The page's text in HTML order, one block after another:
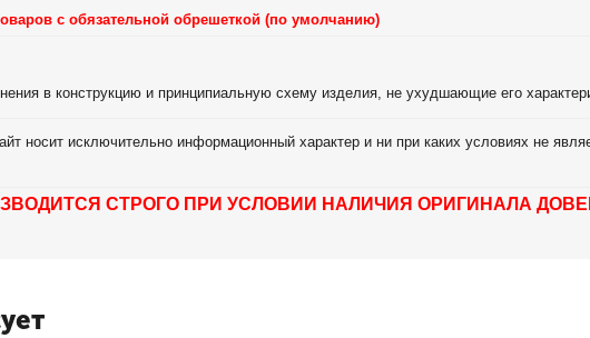
с обязательной обрешеткой (по умолчанию)
в конструкцию и принципиальную схему изделия, не ухудшающие его
носит исключительно информационный характер и ни при каких условиях не
СТРОГО ПРИ УСЛОВИИ НАЛИЧИЯ ОРИГИНАЛА